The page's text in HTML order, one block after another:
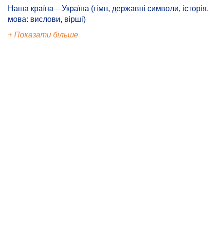
Наша країна – Україна (гімн, державні символи, історія,
мова: вислови, вірші)
+ Показати більше